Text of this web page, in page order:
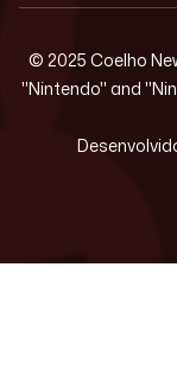
© 2025 Coelho
"Nintendo" and